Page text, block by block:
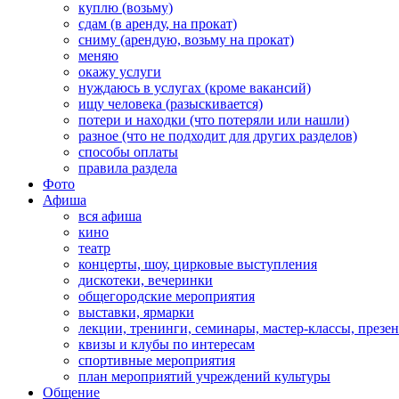
куплю (возьму)
сдам (в аренду, на прокат)
сниму (арендую, возьму на прокат)
меняю
окажу услуги
нуждаюсь в услугах (кроме вакансий)
ищу человека (разыскивается)
потери и находки (что потеряли или нашли)
разное (что не подходит для других разделов)
способы оплаты
правила раздела
Фото
Афиша
вся афиша
кино
театр
концерты, шоу, цирковые выступления
дискотеки, вечеринки
общегородские мероприятия
выставки, ярмарки
лекции, тренинги, семинары, мастер-классы,
квизы и клубы по интересам
спортивные мероприятия
план мероприятий учреждений культуры
Общение